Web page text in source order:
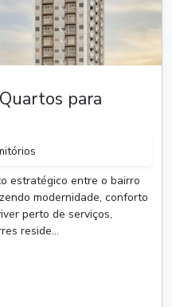
para
estratégico entre o bairro
modernidade, conforto
perto de serviços,
reside...